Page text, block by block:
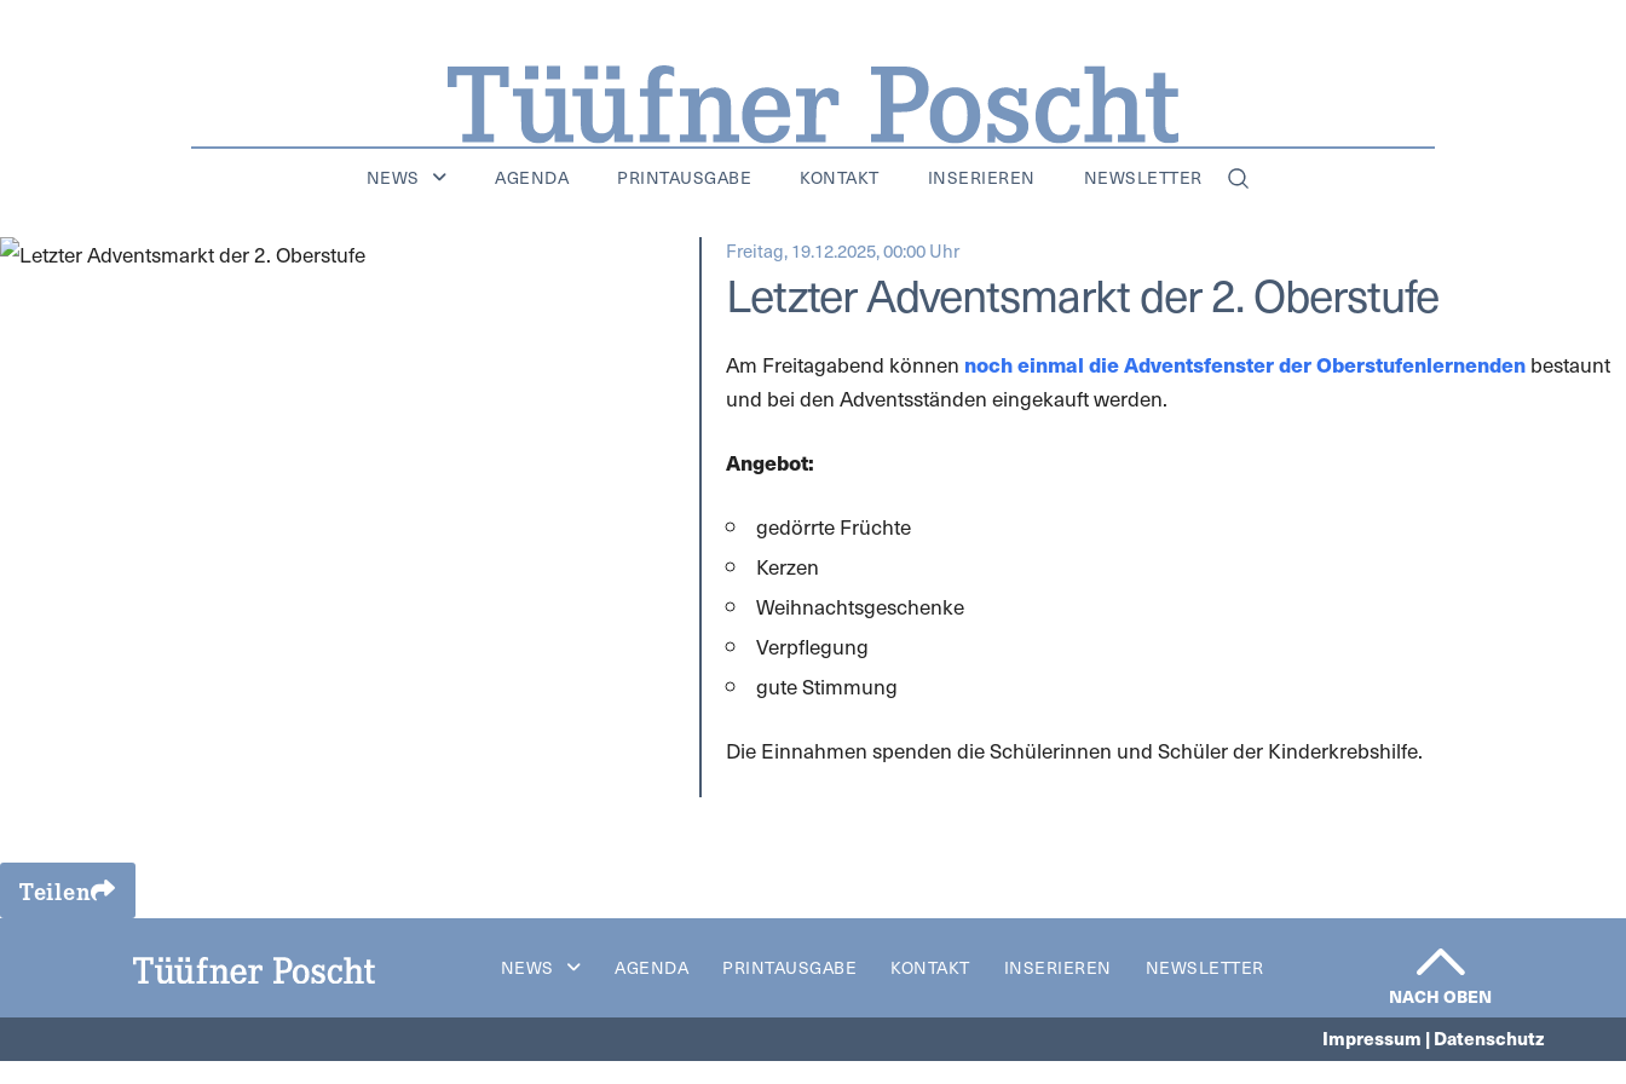
NEWS AGENDA PRINTAUSGABE KONTAKT INSERIEREN NEWSLETTER
Freitag, 19.12.2025, 00:00 Uhr
Letzter Adventsmarkt der 2. Oberstufe
Am Freitagabend können noch einmal die Adventsfenster der Oberstufenlernendenbestaunt
und bei den Adventsständen eingekauft werden.
Angebot:
gedörrte Früchte
Kerzen
Weihnachtsgeschenke
Verpflegung
gute Stimmung
Die Einnahmen spenden die Schülerinnen und Schüler der Kinderkrebshilfe.
Teilen
NEWS AGENDA PRINTAUSGABE KONTAKT INSERIEREN
NEWSLETTER
NACH OBEN
Impressum | Datenschutz